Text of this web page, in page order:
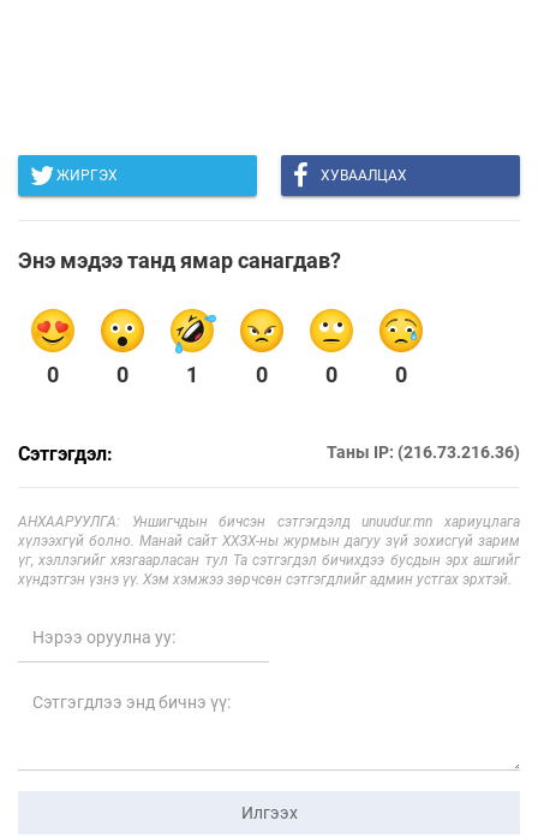
ЖИРГЭХ ХУВААЛЦАХ
Энэ мэдээ танд ямар санагдав?
0 0 1 0 0 0
Сэтгэгдэл: Таны IP: (216.73.216.36)
АНХААРУУЛГА: Уншигчдын бичсэн сэтгэгдэлд unuudur.mn хариуцлага
хүлээхгүй болно. Манай сайт ХХЗХ-ны журмын дагуу зүй зохисгүй зарим
үг, хэллэгийг хязгаарласан тул Та сэтгэгдэл бичихдээ бусдын эрх ашгийг
хүндэтгэн үзнэ үү. Хэм хэмжээ зөрчсөн сэтгэгдлийг админ устгах эрхтэй.
Илгээх